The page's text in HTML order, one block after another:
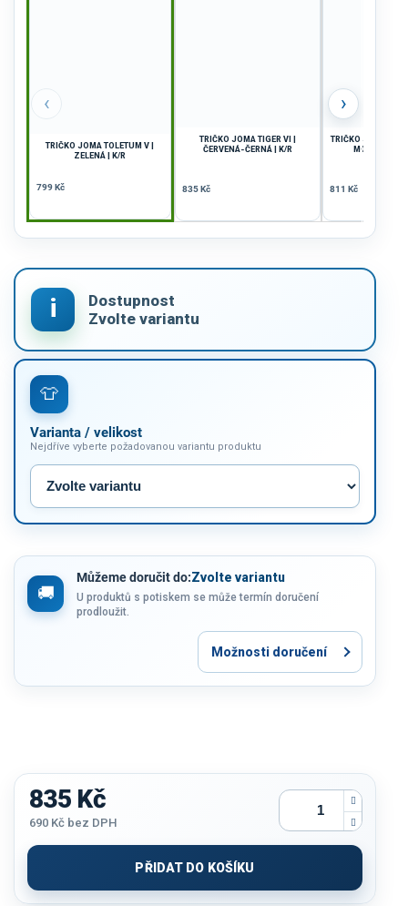
‹
TRIČKO JOMA TOLETUM V |
ZELENÁ | K/R
799 Kč
TRIČKO JOMA TIGER VI |
ČERVENÁ-ČERNÁ | K/R
835 Kč
TRIČKO JOMA
MODRÁ-
811 Kč
›
Varianta / velikost
Nejdříve vyberte požadovanou variantu produktu
Můžeme doručit do:Zvolte variantu
U produktů s potiskem se může termín doručení
prodloužit.
Možnosti doručení
835 Kč
690 Kč bez DPH
cena:
PŘIDAT DO KOŠÍKU